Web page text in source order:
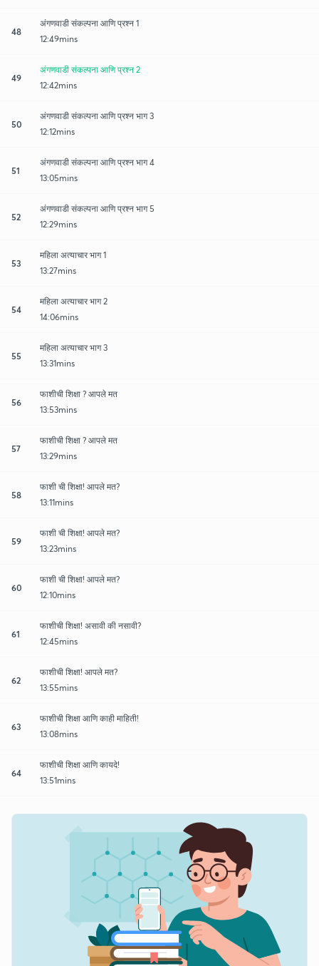
48
अंगणवाडी संकल्पना आणि प्रश्न 1
12:49mins
49
अंगणवाडी संकल्पना आणि प्रश्न 2
12:42mins
50
अंगणवाडी संकल्पना आणि प्रश्न भाग 3
12:12mins
51
अंगणवाडी संकल्पना आणि प्रश्न भाग 4
13:05mins
52
अंगणवाडी संकल्पना आणि प्रश्न भाग 5
12:29mins
53
महिला अत्याचार भाग 1
13:27mins
54
महिला अत्याचार भाग 2
14:06mins
55
महिला अत्याचार भाग 3
13:31mins
56
फाशीची शिक्षा ? आपले मत
13:53mins
57
फाशीची शिक्षा ? आपले मत
13:29mins
58
फाशी ची शिक्षा! आपले मत?
13:11mins
59
फाशी ची शिक्षा! आपले मत?
13:23mins
60
फाशी ची शिक्षा! आपले मत?
12:10mins
61
फाशीची शिक्षा! असावी की नसावी?
12:45mins
62
फाशीची शिक्षा! आपले मत?
13:55mins
63
फाशीची शिक्षा आणि काही माहिती!
13:08mins
64
फाशीची शिक्षा आणि कायदे!
13:51mins